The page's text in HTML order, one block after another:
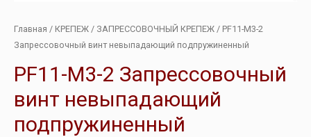
Главная / КРЕПЕЖ / ЗАПРЕССОВОЧНЫЙ КРЕПЕЖ / PF11-M3-2
Запрессовочный винт невыпадающий подпружиненный
PF11-M3-2 Запрессовочный
винт невыпадающий
подпружиненный